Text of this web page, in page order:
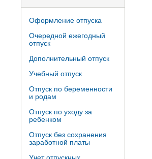
Оформление отпуска
Очередной ежегодный
отпуск
Дополнительный отпуск
Учебный отпуск
Отпуск по беременности
и родам
Отпуск по уходу за
ребенком
Отпуск без сохранения
заработной платы